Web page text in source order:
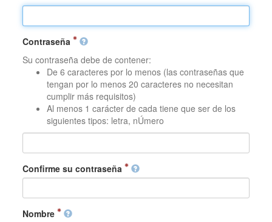
Contraseña
Su contraseña debe de contener:
De 6 caracteres por lo menos (las contraseñas que
tengan por lo menos 20 caracteres no necesitan
cumplir más requisitos)
Al menos 1 carácter de cada tiene que ser de los
siguientes tipos: letra, nÚmero
Confirme su contraseña
Nombre